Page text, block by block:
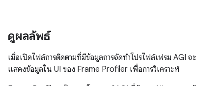
ดูผลลัพธ์
เมื่อเปิดไฟล์การติดตามที่มีข้อมูลการจัดทำโปรไฟล์เฟรม AGI จะ
แสดงข้อมูลใน UI ของ Frame Profiler เพื่อการวิเคราะห์